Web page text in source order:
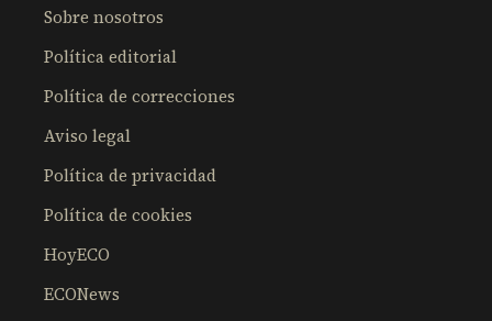
Sobre nosotros
Política editorial
Política de correcciones
Aviso legal
Política de privacidad
Política de cookies
HoyECO
ECONews